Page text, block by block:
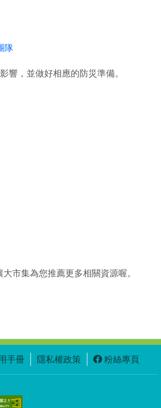
隊
，並做好相應的防災準備。
市集為您推薦更多相關資源喔。
手冊 隱私權政策 粉絲專頁